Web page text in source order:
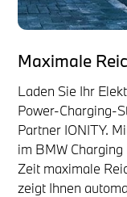
Maximale
Laden Sie Ihr
Power-Charging-
Partner IONITY.
im BMW
Zeit maximale
zeigt Ihnen